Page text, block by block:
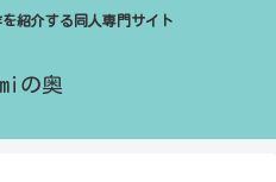
紹介する同人専門サイト
の奥